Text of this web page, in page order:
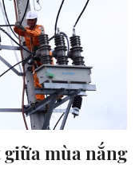
mùa nắng